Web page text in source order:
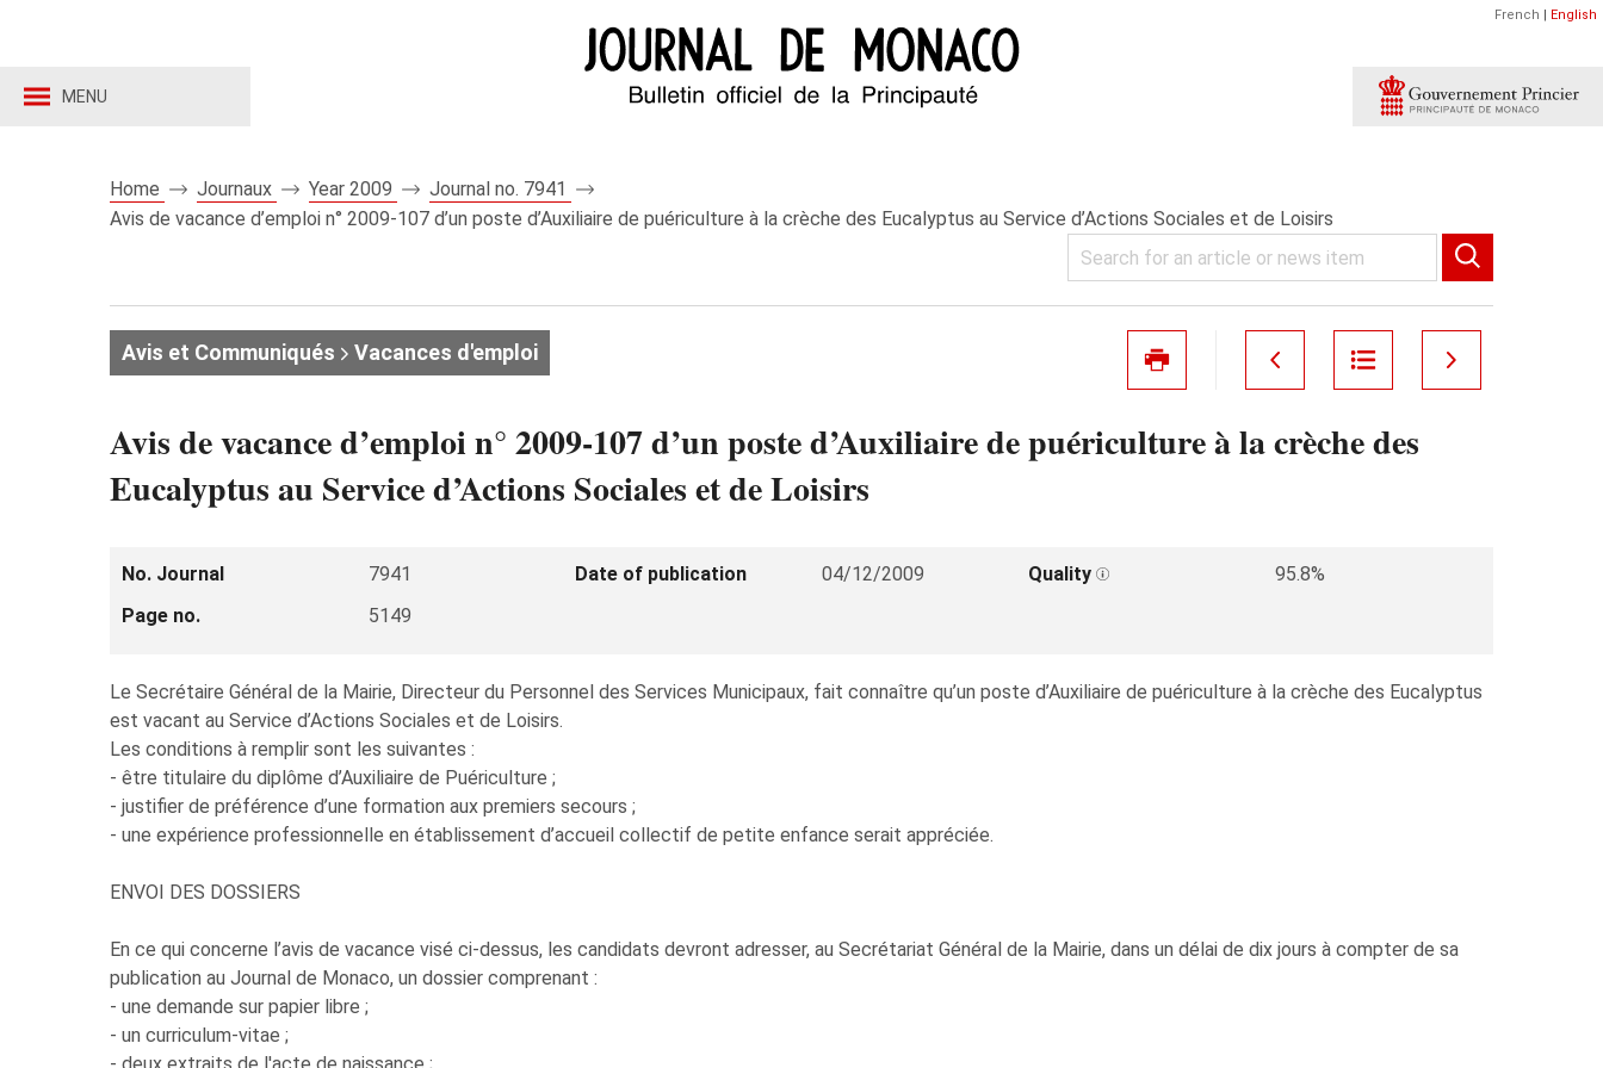
MENU
French | English
Home Journaux Year 2009
Journal no. 7941
Avis de vacance d’emploi n° 2009-107 d’un poste d’Auxiliaire de puériculture à la crèche des Eucalyptus au Service d’Actions Sociales et de Loisirs
Avis et Communiqués Vacances d'emploi
Avis de vacance d’emploi n° 2009-107 d’un poste d’Auxiliaire de puériculture à la crèche des
Eucalyptus au Service d’Actions Sociales et de Loisirs
No. Journal 7941 Date of publication 04/12/2009 Quality
95.8%
Page no.
5149
Le Secrétaire Général de la Mairie, Directeur du Personnel des Services Municipaux, fait connaître qu’un poste d’Auxiliaire de puériculture à la crèche des Eucalyptus
est vacant au Service d’Actions Sociales et de Loisirs.
Les conditions à remplir sont les suivantes :
- être titulaire du diplôme d’Auxiliaire de Puériculture ;
- justifier de préférence d’une formation aux premiers secours ;
- une expérience professionnelle en établissement d’accueil collectif de petite enfance serait appréciée.
ENVOI DES DOSSIERS
En ce qui concerne l’avis de vacance visé ci-dessus, les candidats devront adresser, au Secrétariat Général de la Mairie, dans un délai de dix jours à compter de sa
publication au Journal de Monaco, un dossier comprenant :
- une demande sur papier libre ;
- un curriculum-vitae ;